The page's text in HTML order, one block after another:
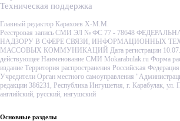
Техническая поддержка
Главный редактор Карахоев Х-М.М.
Реестровая запись СМИ ЭЛ № ФС 77 - 78648
НАДЗОРУ В СФЕРЕ СВЯЗИ, ИНФОРМАЦИОННЫХ
МАССОВЫХ КОММУНИКАЦИЙ Дата регистрации
действующее Наименование СМИ Mokarabulak.ru Форма
издание Территория распространения Российская
Учредители Орган местного самоуправления
редакции 386231, Республика Ингушетия, г. Карабулак,
английский, русский, ингушский
Основные разделы